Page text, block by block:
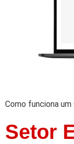
Como funciona
Setor